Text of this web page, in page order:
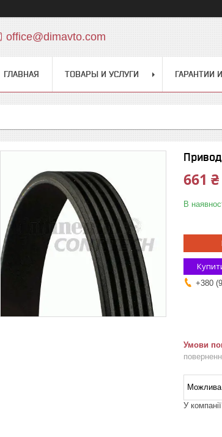
office@dimavto.com
ГЛАВНАЯ ТОВАРЫ И УСЛУГИ ГАРАНТИИ
661 ₴
В
+380
У